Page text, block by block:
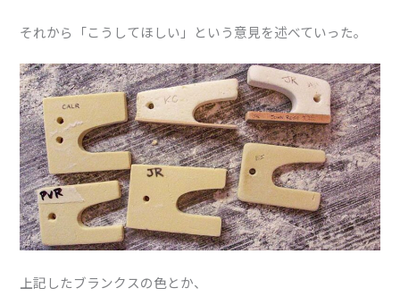
それから「こうしてほしい」という意見を述べていった。
上記したブランクスの色とか、